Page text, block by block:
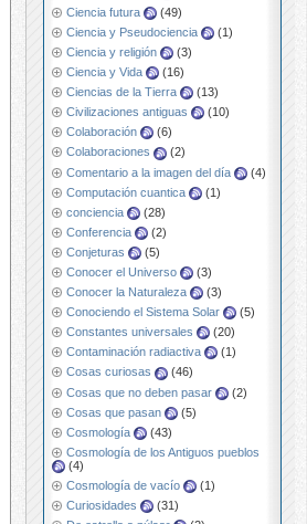
Ciencia futura
(49)
Ciencia y Pseudociencia
(1)
Ciencia y religión
(3)
Ciencia y Vida
(16)
Ciencias de la Tierra
(13)
Civilizaciones antiguas
(10)
Colaboración
(6)
Colaboraciones
(2)
Comentario a la imagen del día
(4)
Computación cuantica
(1)
conciencia
(28)
Conferencia
(2)
Conjeturas
(5)
Conocer el Universo
(3)
Conocer la Naturaleza
(3)
Conociendo el Sistema Solar
(5)
Constantes universales
(20)
Contaminación radiactiva
(1)
Cosas curiosas
(46)
Cosas que no deben pasar
(2)
Cosas que pasan
(5)
Cosmología
(43)
Cosmología de los Antiguos pueblos
(4)
Cosmología de vacío
(1)
Curiosidades
(31)